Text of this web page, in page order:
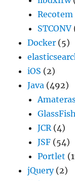
Recotem
STCONV
Docker (5)
iOS (2)
Java (492)
GlassFish
JCR(4)
JSF (54)
Portlet
jQuery(2)